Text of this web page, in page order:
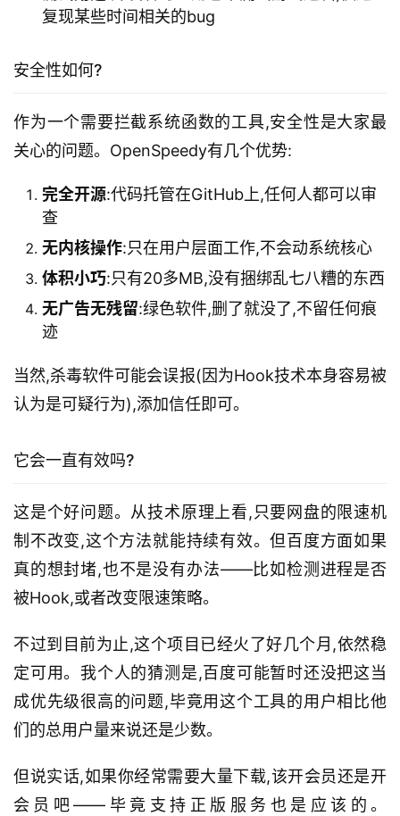
复现某些时间相关的bug
安全性如何?
作为一个需要拦截系统函数的工具,安全性是大家最
关心的问题。OpenSpeedy有几个优势:
完全开源:代码托管在GitHub上,任何人都可以审
查
无内核操作:只在用户层面工作,不会动系统核心
体积小巧:只有20多MB,没有捆绑乱七八糟的东西
无广告无残留:绿色软件,删了就没了,不留任何痕
迹
当然,杀毒软件可能会误报(因为Hook技术本身容易被
认为是可疑行为),添加信任即可。
它会一直有效吗?
这是个好问题。从技术原理上看,只要网盘的限速机
制不改变,这个方法就能持续有效。但百度方面如果
真的想封堵,也不是没有办法——比如检测进程是否
被Hook,或者改变限速策略。
不过到目前为止,这个项目已经火了好几个月,依然稳
定可用。我个人的猜测是,百度可能暂时还没把这当
成优先级很高的问题,毕竟用这个工具的用户相比他
们的总用户量来说还是少数。
但说实话,如果你经常需要大量下载,该开会员还是开
会员吧——毕竟支持正版服务也是应该的。